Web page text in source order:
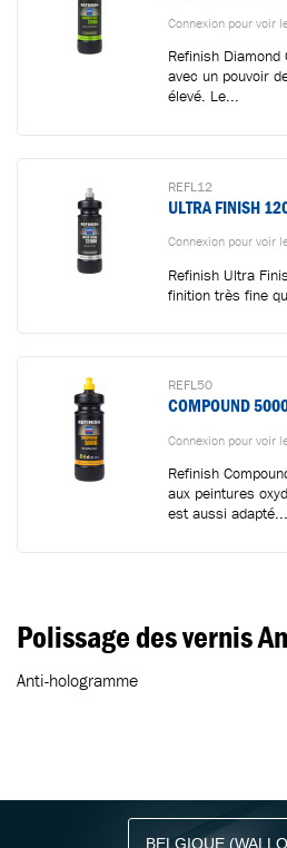
Connexion pour voir
Refinish
avec un pouvoir
élevé. Le...
REFL12
ULTRA FINISH
Connexion pour voir
Refinish Ultra
finition très fine
REFL50
COMPOUND
Connexion pour voir
Refinish
aux peintures
est aussi adapté...
Polissage des vernis
Anti-hologramme
RESTEZ INFORMÉ AVEC
Recevez des conseils